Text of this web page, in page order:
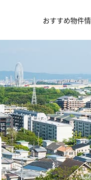
おすすめ物件